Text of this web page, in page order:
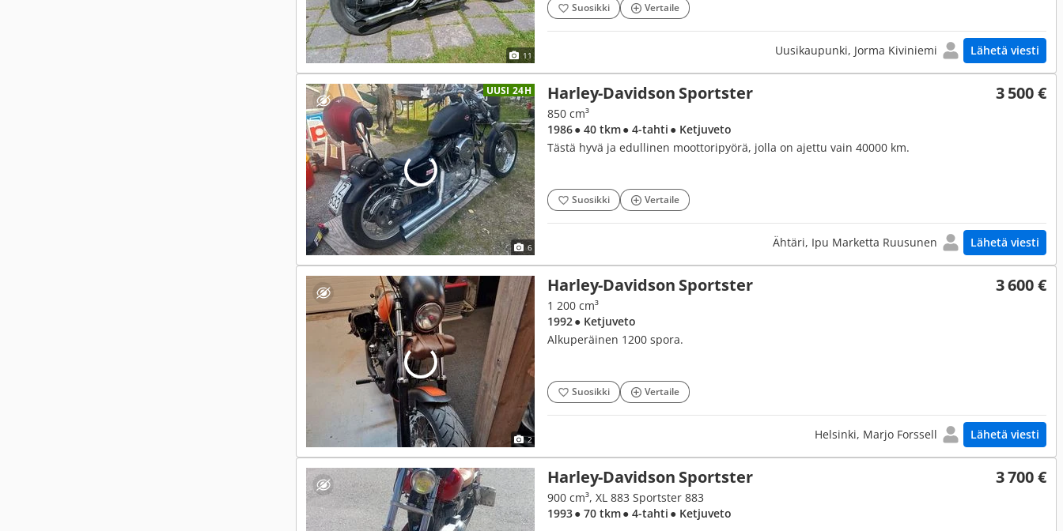
11
Suosikki Vertaile
Uusikaupunki, Jorma Kiviniemi Lähetä viesti
UUSI 24H
6
Harley-Davidson Sportster 3 500 €
850 cm³
1986● 40 tkm● 4-tahti ● Ketjuveto
Tästä hyvä ja edullinen moottoripyörä, jolla on ajettu vain 40000 km.
Suosikki Vertaile
Ähtäri, Ipu Marketta Ruusunen Lähetä viesti
2
Harley-Davidson Sportster 3 600 €
1 200 cm³
1992● Ketjuveto
Alkuperäinen 1200 spora.
Suosikki Vertaile
Helsinki, Marjo Forssell Lähetä viesti
Harley-Davidson Sportster 3 700 €
900 cm³, XL 883 Sportster 883
1993● 70 tkm● 4-tahti ● Ketjuveto